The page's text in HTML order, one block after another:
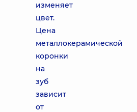
изменяет
цвет.
Цена
металлокерамической
коронки
на
зуб
зависит
от